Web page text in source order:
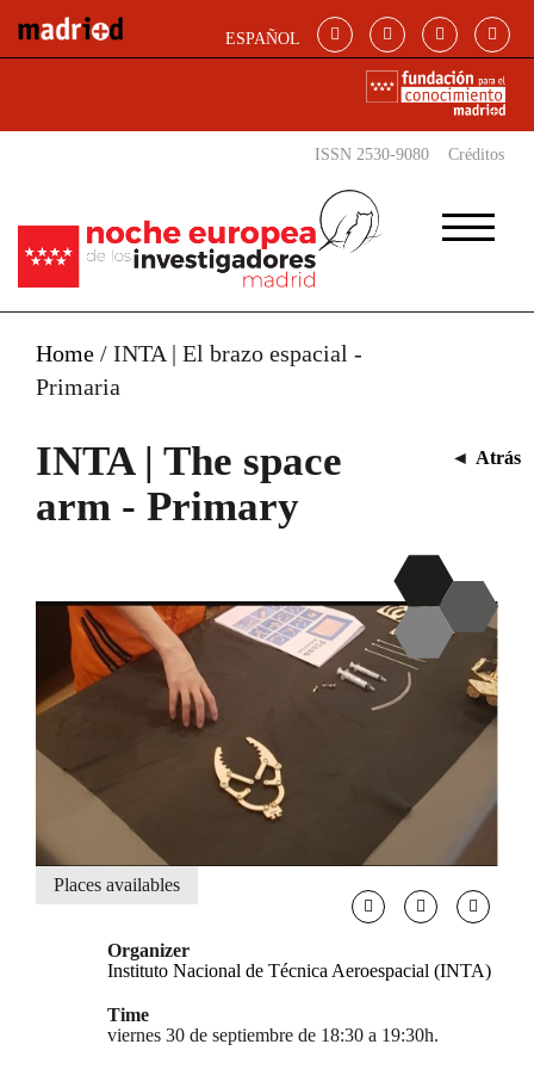
ESPAÑOL
ISSN 2530-9080 Créditos
Home / INTA | El brazo espacial -
Primaria
INTA | The space
arm - Primary
◄ Atrás
Places availables
Organizer
Instituto Nacional de Técnica Aeroespacial (INTA)
Time
viernes 30 de septiembre de 18:30 a 19:30h.